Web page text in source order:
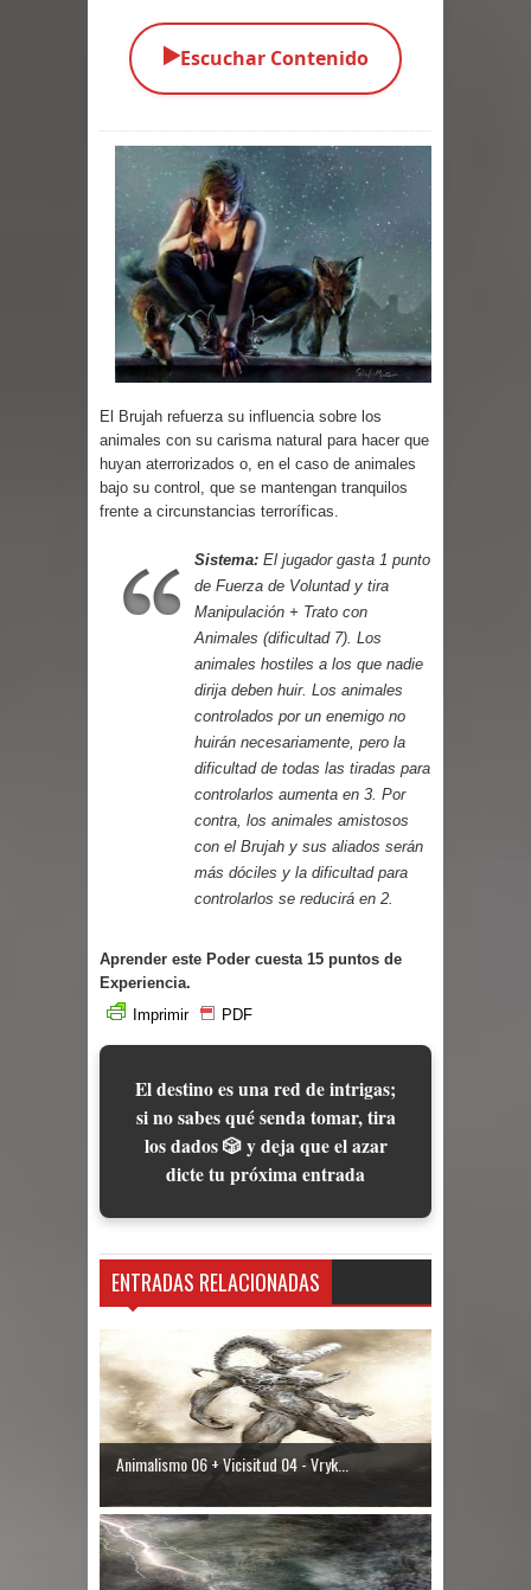
Parte 02: Los Muertos Gobiernan a
Parte 01: Escondido a Plena Luz
Parte 02: El Enemigo de mi Enemigo
Parte 06: Coletazos
Parte 05: Los Horrores del Infierno
Parte 03: La Traición
Parte 02: Vuelve el Hijo Prodigo
▶️Escuchar Contenido
El Brujah refuerza su influencia sobre los
animales con su carisma natural para hacer que
huyan aterrorizados o, en el caso de animales
bajo su control, que se mantengan tranquilos
frente a circunstancias terroríficas.
Sistema: El jugador gasta 1 punto
de Fuerza de Voluntad y tira
Manipulación + Trato con
Animales (dificultad 7). Los
animales hostiles a los que nadie
dirija deben huir. Los animales
controlados por un enemigo no
huirán necesariamente, pero la
dificultad de todas las tiradas para
controlarlos aumenta en 3. Por
contra, los animales amistosos
con el Brujah y sus aliados serán
más dóciles y la dificultad para
controlarlos se reducirá en 2.
Aprender este Poder cuesta 15 puntos de
Experiencia.
Imprimir
PDF
El destino es una red de intrigas;
si no sabes qué senda tomar, tira
los dados 🎲 y deja que el azar
dicte tu próxima entrada
ENTRADAS RELACIONADAS
Animalismo 06 + Vicisitud 04 - Vryk...